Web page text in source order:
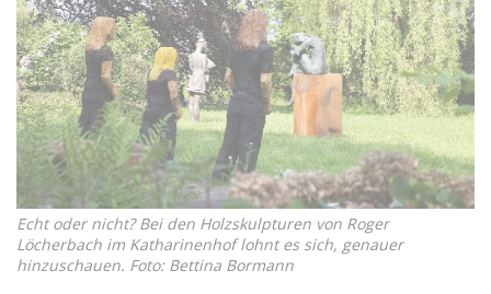
Echt oder nicht? Bei den Holzskulpturen von Roger
Löcherbach im Katharinenhof lohnt es sich, genauer
hinzuschauen. Foto: Bettina Bormann